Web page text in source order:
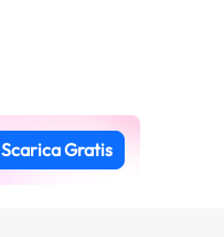
Scarica Gratis